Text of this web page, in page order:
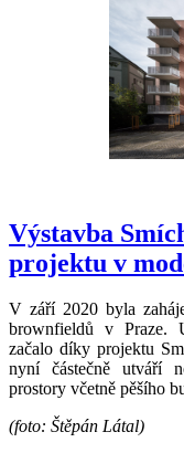
Výstavba
projektu v
V září 2020 byla
brownfieldů v Praze.
začalo díky projektu
nyní částečně utváří
prostory včetně pěšího
(foto: Štěpán Látal)